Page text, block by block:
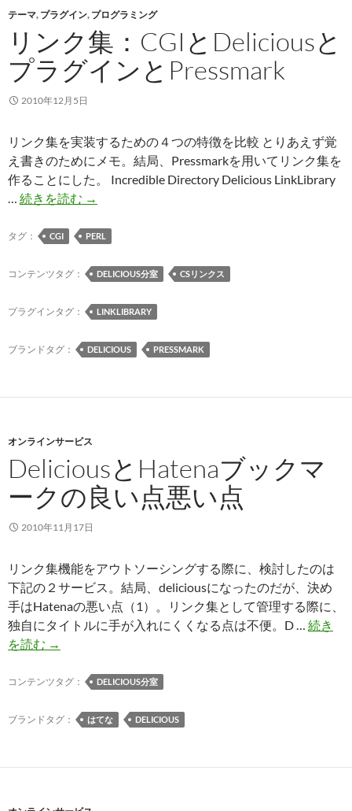
っ
た
Link
Library、
な
の
利
用
終
し
「CS
ン
ス」
本
化
テーマ, プラグイン, プログラミング
リンク集：CGIとDeliciousと
プラグインとPressmark
2010年12月5日
リンク集を実装するための４つの特徴を比較 とりあえず覚
え書きのためにメモ。結局、Pressmarkを用いてリンク集を
作ることにした。 Incredible Directory Delicious LinkLibrary
… 続きを読む リ
ク
CGI
Delicious
プ
と
Pressmark
→
タグ： CGI PERL
コンテンツタグ： DELICIOUS分室 CSリンクス
プラグインタグ： LINKLIBRARY
ブランドタグ： DELICIOUS PRESSMARK
オンラインサービス
DeliciousとHatenaブックマ
ークの良い点悪い点
2010年11月17日
リンク集機能をアウトソーシングする際に、検討したのは
下記の２サービス。結局、deliciousになったのだが、決め
手はHatenaの悪い点（1）。リンク集として管理する際に、
独自にタイトルに手が入れにくくなる点は不便。D … 続き
を読む Delicious
Hatena
ッ
→
コンテンツタグ： DELICIOUS分室
ブランドタグ： はてな DELICIOUS